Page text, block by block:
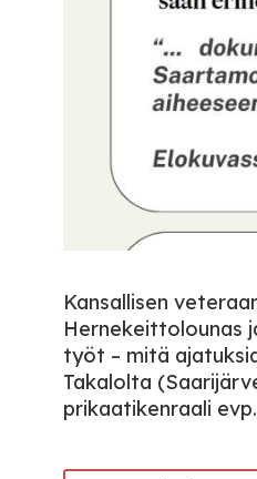
Kansallisen
Hernekeittolounas
työt – mitä
Takalolta
prikaatikenraali